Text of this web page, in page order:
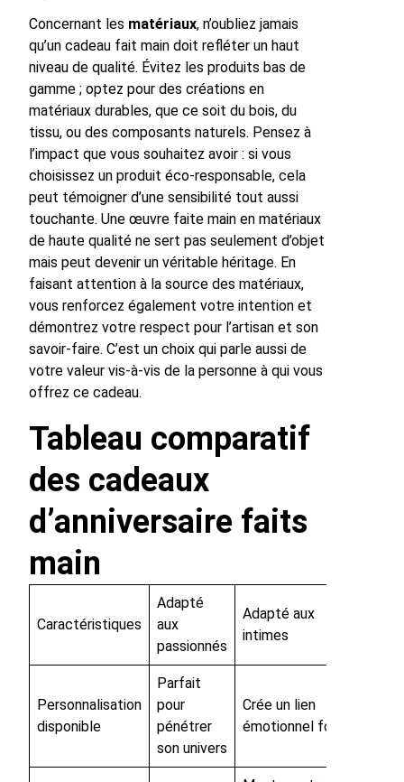
Concernant les matériaux, n’oubliez jamais
qu’un cadeau fait main doit refléter un haut
niveau de qualité. Évitez les produits bas de
gamme ; optez pour des créations en
matériaux durables, que ce soit du bois, du
tissu, ou des composants naturels. Pensez à
l’impact que vous souhaitez avoir : si vous
choisissez un produit éco-responsable, cela
peut témoigner d’une sensibilité tout aussi
touchante. Une œuvre faite main en matériaux
de haute qualité ne sert pas seulement d’objet
mais peut devenir un véritable héritage. En
faisant attention à la source des matériaux,
vous renforcez également votre intention et
démontrez votre respect pour l’artisan et son
savoir-faire. C’est un choix qui parle aussi de
votre valeur vis-à-vis de la personne à qui vous
offrez ce cadeau.
Tableau comparatif
des cadeaux
d’anniversaire faits
main
Caractéristiques
Adapté
aux
passionnés
Adapté aux
intimes
Personnalisation
disponible
Parfait
pour
pénétrer
son univers
Crée un lien
émotionnel fort